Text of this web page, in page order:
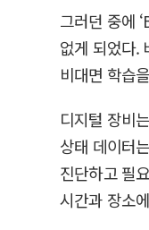
그러던 중에
없게 되었다.
비대면 학습
디지털 장비
상태 데이터
진단하고 필
시간과 장소